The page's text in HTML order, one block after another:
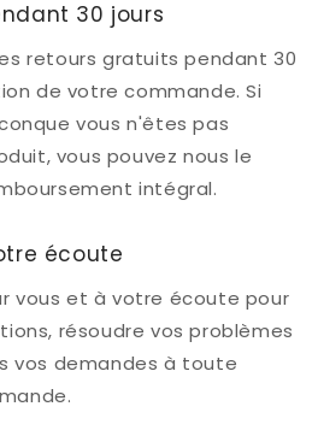
30 jours
retours gratuits pendant 30
de votre commande. Si
vous n'êtes pas
vous pouvez nous le
intégral.
écoute
vous et à votre écoute pour
résoudre vos problèmes
vos demandes à toute